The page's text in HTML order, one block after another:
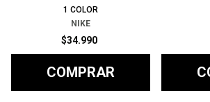
1 COLOR
NIKE
$34.990
COMPRAR